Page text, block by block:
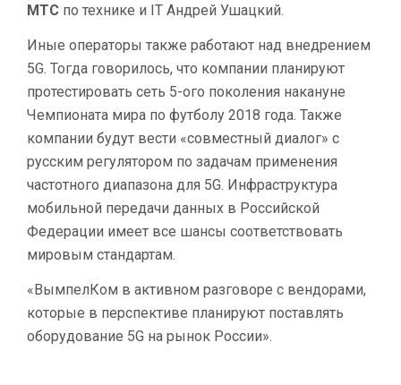
МТС по технике и IT Андрей Ушацкий.
Иные операторы также работают над внедрением
5G. Тогда говорилось, что компании планируют
протестировать сеть 5-ого поколения накануне
Чемпионата мира по футболу 2018 года. Также
компании будут вести «совместный диалог» с
русским регулятором по задачам применения
частотного диапазона для 5G. Инфраструктура
мобильной передачи данных в Российской
Федерации имеет все шансы соответствовать
мировым стандартам.
«ВымпелКом в активном разговоре с вендорами,
которые в перспективе планируют поставлять
оборудование 5G на рынок России».